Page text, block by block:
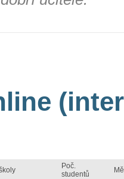
Poč.
studentů